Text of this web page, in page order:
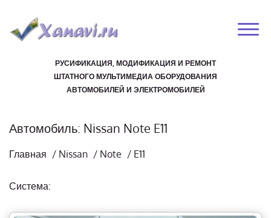
РУСИФИКАЦИЯ, МОДИФИКАЦИЯ И РЕМОНТ
ШТАТНОГО МУЛЬТИМЕДИА ОБОРУДОВАНИЯ
АВТОМОБИЛЕЙ И ЭЛЕКТРОМОБИЛЕЙ
Автомобиль: Nissan Note E11
Главная / Nissan / Note / E11
Система: